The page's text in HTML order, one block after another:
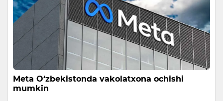
Meta O‘zbekistonda vakolatxona ochishi
mumkin